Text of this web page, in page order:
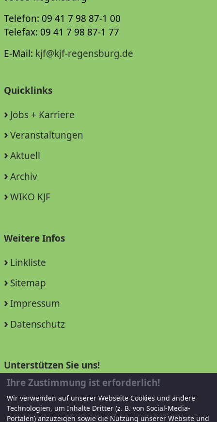
Telefon: 09 41 7 98 87-1 00
Telefax: 09 41 7 98 87-1 77
E-Mail: kjf@kjf-regensburg.de
Quicklinks
Jobs + Karriere
Veranstaltungen
Aktuell
Archiv
WIKO KJF
Weitere Infos
Linkliste
Sitemap
Impressum
Datenschutz
Unterstützen Sie uns!
Mitglied werden
Spenden und helfen
Ihre Zustimmung ist erforderlich!
Wir verwenden auf unserer Webseite Cookies und andere
Technologien, um Inhalte Dritter (z. B. von Social-Media-
Portalen) anzuzeigen sowie die Nutzung unserer Website und